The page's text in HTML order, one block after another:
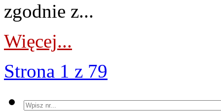
zgodnie z...
Więcej...
Strona 1 z 79